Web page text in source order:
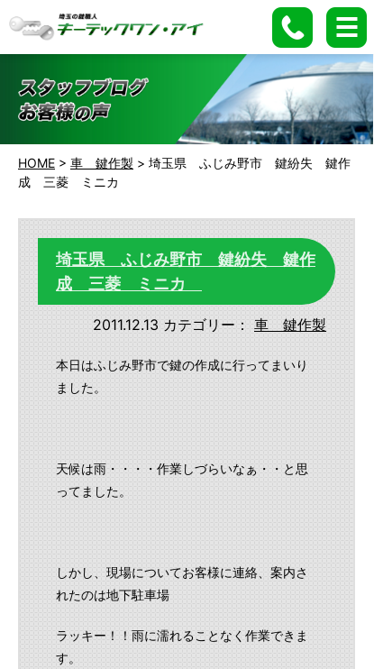
HOME > 車 鍵作製 > 埼玉県 ふじみ野市 鍵紛失 鍵作
成 三菱 ミニカ
埼玉県 ふじみ野市 鍵紛失 鍵作
成 三菱 ミニカ
2011.12.13 カテゴリー： 車 鍵作製
本日はふじみ野市で鍵の作成に行ってまいり
ました。
天候は雨・・・・作業しづらいなぁ・・と思
ってました。
しかし、現場についてお客様に連絡、案内さ
れたのは地下駐車場
ラッキー！！雨に濡れることなく作業できま
す。